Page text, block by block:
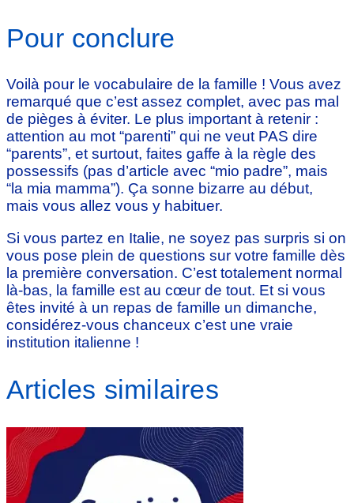
Pour conclure
Voilà pour le vocabulaire de la famille ! Vous avez
remarqué que c’est assez complet, avec pas mal
de pièges à éviter. Le plus important à retenir :
attention au mot “parenti” qui ne veut PAS dire
“parents”, et surtout, faites gaffe à la règle des
possessifs (pas d’article avec “mio padre”, mais
“la mia mamma”). Ça sonne bizarre au début,
mais vous allez vous y habituer.
Si vous partez en Italie, ne soyez pas surpris si on
vous pose plein de questions sur votre famille dès
la première conversation. C’est totalement normal
là-bas, la famille est au cœur de tout. Et si vous
êtes invité à un repas de famille un dimanche,
considérez-vous chanceux c’est une vraie
institution italienne !
Articles similaires